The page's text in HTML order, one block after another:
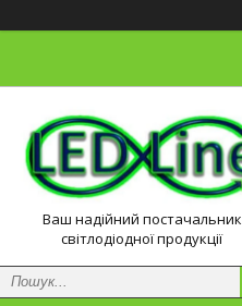
Ваш надійний постачальник
світлодіодної продукції